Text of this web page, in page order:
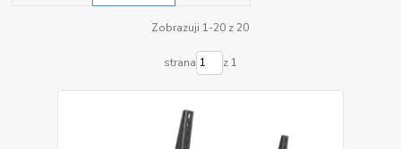
Zobrazuji 1-20 z 20
strana z 1